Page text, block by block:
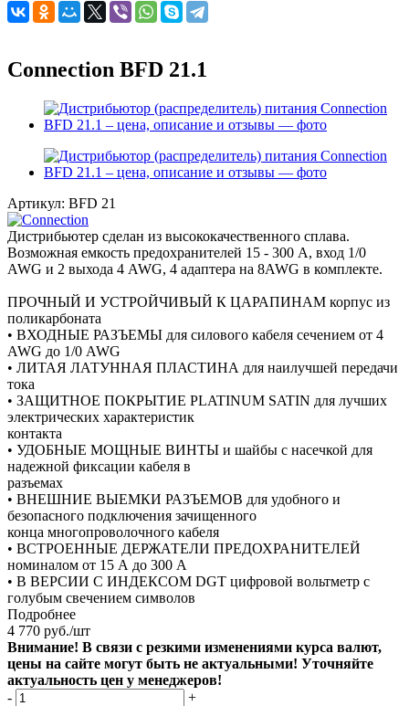
Connection BFD 21.1
Артикул: BFD 21
Дистрибьютер сделан из высококачественного сплава.
Возможная емкость предохранителей 15 - 300 A, вход 1/0
AWG и 2 выхода 4 AWG, 4 адаптера на 8AWG в комплекте.
ПРОЧНЫЙ И УСТРОЙЧИВЫЙ К ЦАРАПИНАМ корпус из
поликарбоната
• ВХОДНЫЕ РАЗЪЕМЫ для силового кабеля сечением от 4
AWG до 1/0 AWG
• ЛИТАЯ ЛАТУННАЯ ПЛАСТИНА для наилучшей передачи
тока
• ЗАЩИТНОЕ ПОКРЫТИЕ PLATINUM SATIN для лучших
электрических характеристик
контакта
• УДОБНЫЕ МОЩНЫЕ ВИНТЫ и шайбы с насечкой для
надежной фиксации кабеля в
разъемах
• ВНЕШНИЕ ВЫЕМКИ РАЗЪЕМОВ для удобного и
безопасного подключения зачищенного
конца многопроволочного кабеля
• ВСТРОЕННЫЕ ДЕРЖАТЕЛИ ПРЕДОХРАНИТЕЛЕЙ
номиналом от 15 А до 300 А
• В ВЕРСИИ С ИНДЕКСОМ DGT цифровой вольтметр с
голубым свечением символов
Подробнее
4 770 руб./шт
Внимание! В связи с резкими изменениями курса валют,
цены на сайте могут быть не актуальными! Уточняйте
актуальность цен у менеджеров!
-
+